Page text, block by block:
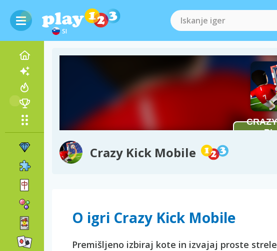
SI
Crazy Kick Mobile
O igri Crazy Kick Mobile
Premišljeno izbiraj kote in izvajaj proste strele